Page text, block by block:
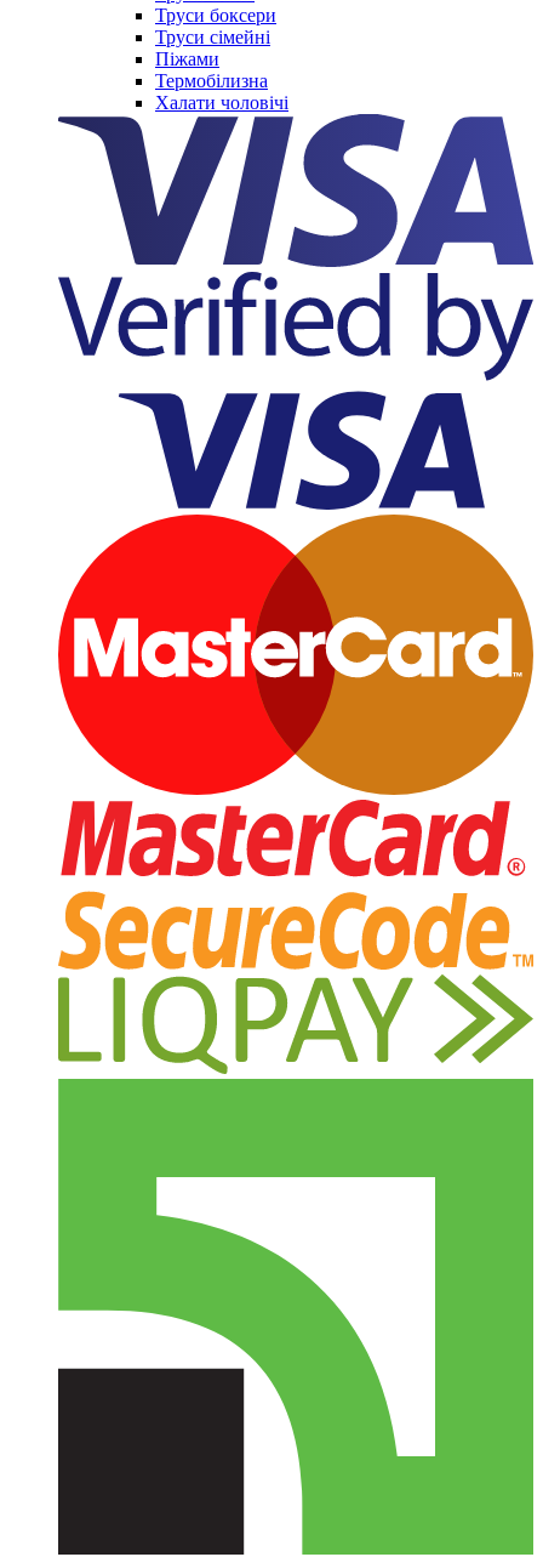
Труси боксери
Труси сімейні
Піжами
Термобілизна
Халати чоловічі